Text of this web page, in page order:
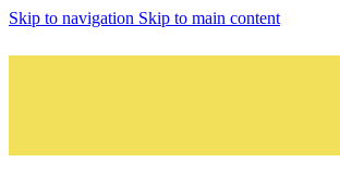
Skip to navigation Skip to main content